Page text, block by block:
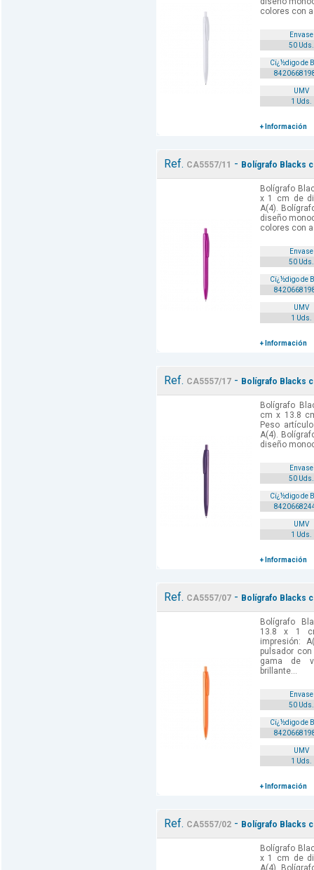
colores con
Envase
50 Uds.
Cï¿½digo de
UMV
1 Uds.
+ Información
Ref. CA5557/11 - Bolígrafo Blacks
Bolígrafo
x 1 cm de
A(4).
diseño
colores con
Envase
50 Uds.
Cï¿½digo de
UMV
1 Uds.
+ Información
Ref. CA5557/17- Bolígrafo Blacks
Bolígrafo
cm x 13.8
Peso
A(4).
diseño
Envase
50 Uds.
Cï¿½digo de
UMV
1 Uds.
+ Información
Ref. CA5557/07- Bolígrafo Blacks
Bolígrafo
13.8 x 1
impresión:
pulsador
gama de
brillante...
Envase
50 Uds.
Cï¿½digo de
UMV
1 Uds.
+ Información
Ref. CA5557/02- Bolígrafo Blacks
Bolígrafo
x 1 cm de